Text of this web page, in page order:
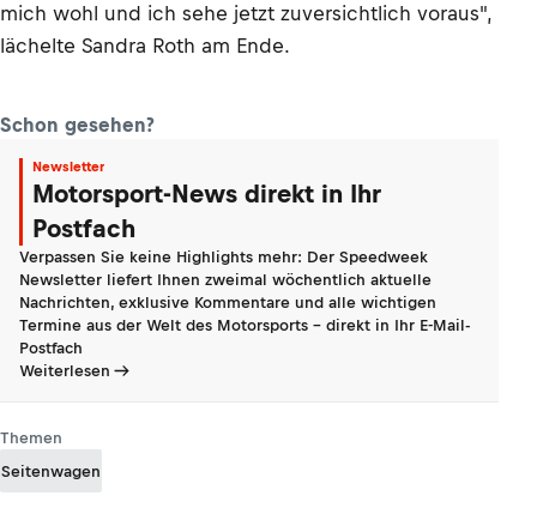
mich wohl und ich sehe jetzt zuversichtlich voraus",
lächelte Sandra Roth am Ende.
Schon gesehen?
Newsletter
Motorsport-News direkt in Ihr
Postfach
Verpassen Sie keine Highlights mehr: Der Speedweek
Newsletter liefert Ihnen zweimal wöchentlich aktuelle
Nachrichten, exklusive Kommentare und alle wichtigen
Termine aus der Welt des Motorsports - direkt in Ihr E-Mail-
Postfach
Weiterlesen
Themen
Seitenwagen